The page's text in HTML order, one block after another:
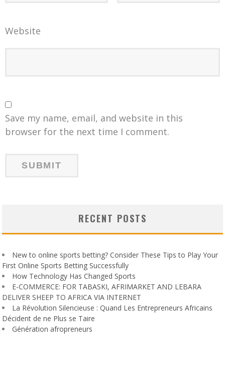
Website
Save my name, email, and website in this
browser for the next time I comment.
RECENT POSTS
New to online sports betting? Consider These Tips to Play Your
First Online Sports Betting Successfully
How Technology Has Changed Sports
E-COMMERCE: FOR TABASKI, AFRIMARKET AND LEBARA
DELIVER SHEEP TO AFRICA VIA INTERNET
La Révolution Silencieuse : Quand Les Entrepreneurs Africains
Décident de ne Plus se Taire
Génération afropreneurs